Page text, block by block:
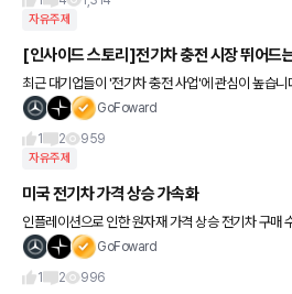
자유주제
[인사이드 스토리]전기차 충전 시장 뛰어드
최근 대기업들이 '전기차 충전 사업'에 관심이 높습
이 사업 진출을 선언한 이후 LG전자까지 신사업으로 전
GoFoward
1
2 959
자유주제
미국 전기차 가격 상승 가속화
인플레이션으로 인한 원자재 가격 상승 전기차 구매 수요 및 판매량 증가, 전기차 가격 상
승으로 이어져 전 세계 전기차 판매량 1위 기업인 테슬라가 6월 17일 가격인상을 발표하GoFoward
1
2 996